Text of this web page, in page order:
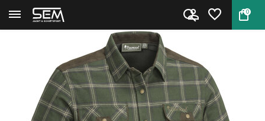
0
Terug Home Prestwick Exclusive Shirt van ...